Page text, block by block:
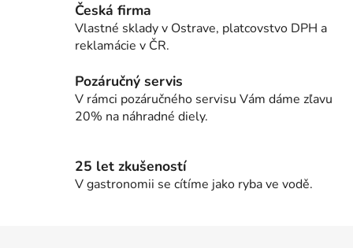
Česká firma
Vlastné sklady v Ostrave, platcovstvo DPH a
reklamácie v ČR.
Pozáručný servis
V rámci pozáručného servisu Vám dáme zľavu
20% na náhradné diely.
25 let zkušeností
V gastronomii se cítíme jako ryba ve vodě.